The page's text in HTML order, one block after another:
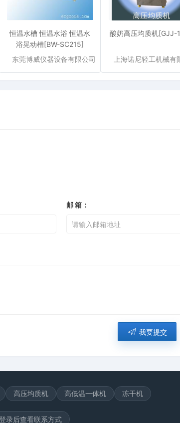
恒温水槽 恒温水浴 恒温水
浴晃动槽[BW-SC215]
东莞博威仪器设备有限公司
酸奶高压均质机[GJJ-
上海诺尼轻工机械有
邮 箱：
我要提交
高压均质机 高低温一体机 冻干机
录后查看联系方式